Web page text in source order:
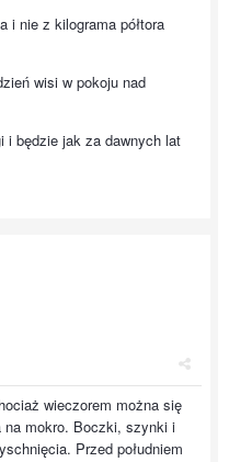
i nie z kilograma półtora
wisi w pokoju nad
i będzie jak za dawnych lat
wieczorem można się
na mokro. Boczki, szynki i
Przed południem